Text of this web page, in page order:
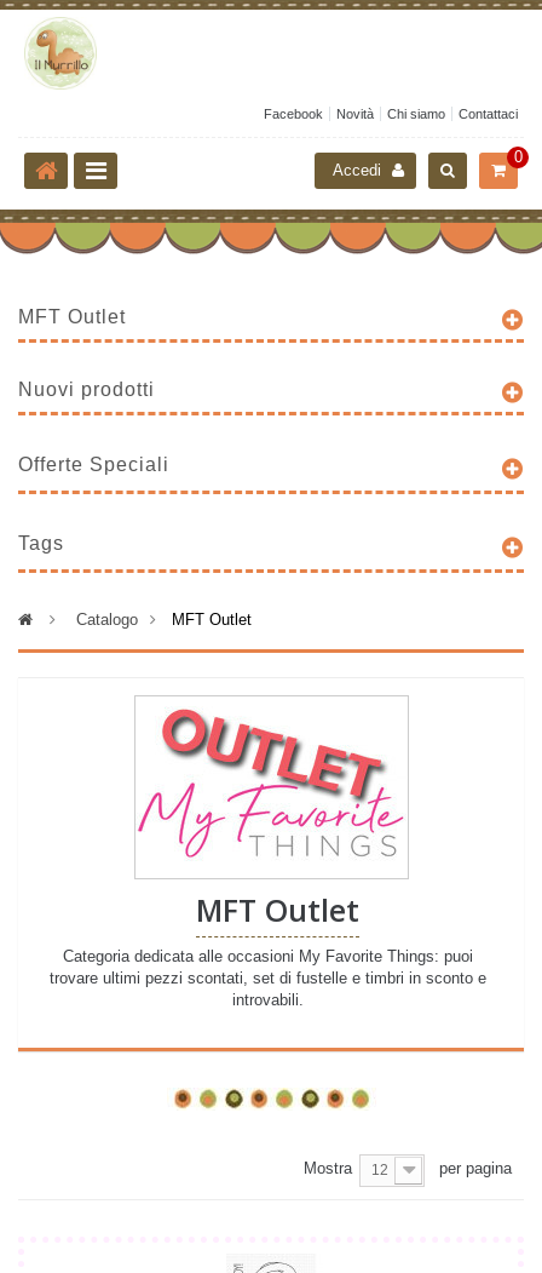
Facebook Novità Chi siamo Contattaci
0
Accedi
MFT Outlet
Nuovi prodotti
Offerte Speciali
Tags
> Catalogo > MFT Outlet
MFT Outlet
Categoria dedicata alle occasioni My Favorite Things: puoi
trovare ultimi pezzi scontati, set di fustelle e timbri in sconto e
introvabili.
Mostra 12 per pagina